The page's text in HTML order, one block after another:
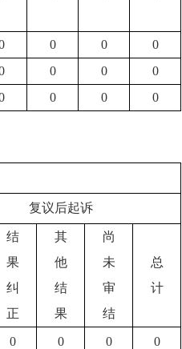
0 0
0
0 0
0
0 0 0
复议后起诉
结
果
纠
正
其
他
结
果
尚
未
审
结
总
计
0 0 0 0